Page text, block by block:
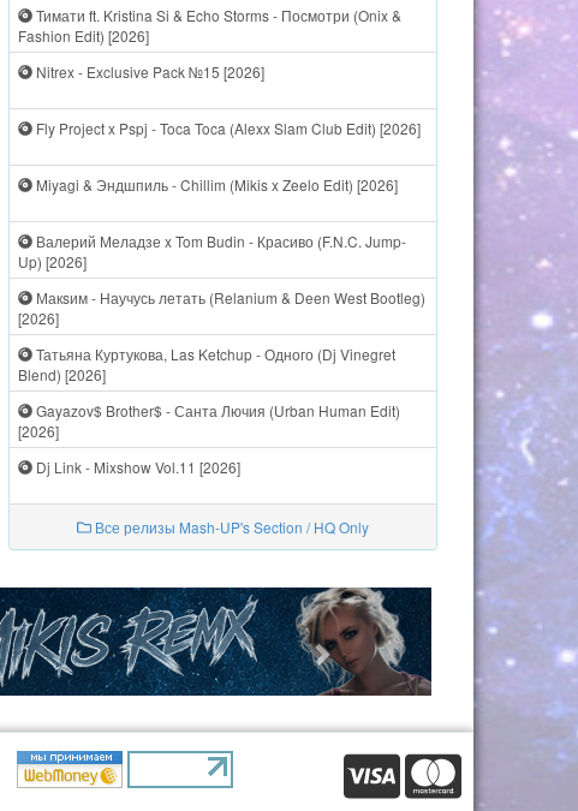
Тимати ft. Kristina Si & Echo Storms - Посмотри (Onix &
Fashion Edit) [2026]
Nitrex - Exclusive Pack №15 [2026]
Fly Project x Pspj - Toca Toca (Alexx Slam Club Edit) [2026]
Miyagi & Эндшпиль - Chillim (Mikis x Zeelo Edit) [2026]
Валерий Меладзе x Tom Budin - Красиво (F.N.C. Jump-
Up) [2026]
Макsим - Научусь летать (Relanium & Deen West Bootleg)
[2026]
Татьяна Куртукова, Las Ketchup - Одного (Dj Vinegret
Blend) [2026]
Gayazov$ Brother$ - Санта Лючия (Urban Human Edit)
[2026]
Dj Link - Mixshow Vol.11 [2026]
Все релизы Mash-UP's Section / HQ Only